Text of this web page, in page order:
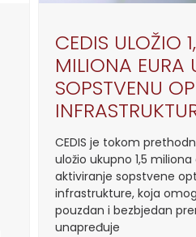
CEDIS ULOŽIO
MILIONA EURA
SOPSTVENU
CEDIS je tokom
uložio ukupno 1,5
aktiviranje sopstvene
infrastrukture, koja
pouzdan i bezbjedan
unapređuje